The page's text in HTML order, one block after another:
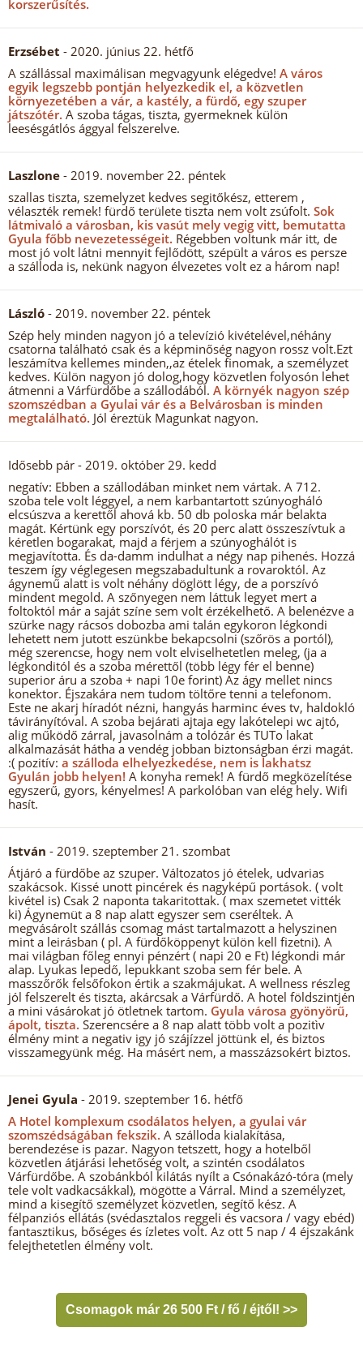
korszerűsítés.
Erzsébet - 2020. június 22. hétfő
A szállással maximálisan megvagyunk elégedve! A város
egyik legszebb pontján helyezkedik el, a közvetlen
környezetében a vár, a kastély, a fürdő, egy szuper
játszótér. A szoba tágas, tiszta, gyermeknek külön
leesésgátlós ággyal felszerelve.
Laszlone - 2019. november 22. péntek
szallas tiszta, szemelyzet kedves segitőkész, etterem ,
vélaszték remek! fürdő területe tiszta nem volt zsúfolt. Sok
látmivaló a városban, kis vasút mely vegig vitt, bemutatta
Gyula főbb nevezetességeit. Régebben voltunk már itt, de
most jó volt látni mennyit fejlődött, szépült a város es persze
a szálloda is, nekünk nagyon élvezetes volt ez a három nap!
László - 2019. november 22. péntek
Szép hely minden nagyon jó a televízió kivételével,néhány
csatorna található csak és a képminőség nagyon rossz volt.Ezt
leszámítva kellemes minden,,az ételek finomak, a személyzet
kedves. Külön nagyon jó dolog,hogy közvetlen folyosón lehet
átmenni a Várfürdőbe a szállodából. A környék nagyon szép
szomszédban a Gyulai vár és a Belvárosban is minden
megtalálható. Jól éreztük Magunkat nagyon.
Idősebb pár - 2019. október 29. kedd
negatív: Ebben a szállodában minket nem vártak. A 712.
szoba tele volt léggyel, a nem karbantartott szúnyogháló
elcsúszva a kerettől ahová kb. 50 db poloska már belakta
magát. Kértünk egy porszívót, és 20 perc alatt összeszívtuk a
kéretlen bogarakat, majd a férjem a szúnyoghálót is
megjavította. És da-damm indulhat a négy nap pihenés. Hozzá
teszem így véglegesen megszabadultunk a rovaroktól. Az
ágynemű alatt is volt néhány döglött légy, de a porszívó
mindent megold. A szőnyegen nem láttuk legyet mert a
foltoktól már a saját színe sem volt érzékelhető. A belenézve a
szürke nagy rácsos dobozba ami talán egykoron légkondi
lehetett nem jutott eszünkbe bekapcsolni (szőrös a portól),
még szerencse, hogy nem volt elviselhetetlen meleg, (ja a
légkonditól és a szoba mérettől (több légy fér el benne)
superior áru a szoba + napi 10e forint) Az ágy mellet nincs
konektor. Éjszakára nem tudom töltőre tenni a telefonom.
Este ne akarj híradót nézni, hangyás harminc éves tv, haldokló
távirányítóval. A szoba bejárati ajtaja egy lakótelepi wc ajtó,
alig működő zárral, javasolnám a tolózár és TUTo lakat
alkalmazását hátha a vendég jobban biztonságban érzi magát.
:( pozitív: a szálloda elhelyezkedése, nem is lakhatsz
Gyulán jobb helyen! A konyha remek! A fürdő megközelítése
egyszerű, gyors, kényelmes! A parkolóban van elég hely. Wifi
hasít.
István - 2019. szeptember 21. szombat
Átjáró a fürdőbe az szuper. Változatos jó ételek, udvarias
szakácsok. Kissé unott pincérek és nagyképű portások. ( volt
kivétel is) Csak 2 naponta takaritottak. ( max szemetet vitték
ki) Ágynemüt a 8 nap alatt egyszer sem cseréltek. A
megvásárolt szállás csomag mást tartalmazott a helyszinen
mint a leirásban ( pl. A fürdőköppenyt külön kell fizetni). A
mai világban főleg ennyi pénzért ( napi 20 e Ft) légkondi már
alap. Lyukas lepedő, lepukkant szoba sem fér bele. A
masszőrők felsőfokon értik a szakmájukat. A wellness részleg
jól felszerelt és tiszta, akárcsak a Várfürdő. A hotel földszintjén
a mini vásárokat jó ötletnek tartom. Gyula városa gyönyörű,
ápolt, tiszta. Szerencsére a 8 nap alatt több volt a pozitìv
élmény mint a negativ igy jó szájízzel jöttünk el, és biztos
visszamegyünk még. Ha másért nem, a masszázsokért biztos.
Jenei Gyula - 2019. szeptember 16. hétfő
A Hotel komplexum csodálatos helyen, a gyulai vár
szomszédságában fekszik. A szálloda kialakítása,
berendezése is pazar. Nagyon tetszett, hogy a hotelből
közvetlen átjárási lehetőség volt, a szintén csodálatos
Várfürdőbe. A szobánkból kilátás nyílt a Csónakázó-tóra (mely
tele volt vadkacsákkal), mögötte a Várral. Mind a személyzet,
mind a kisegítő személyzet közvetlen, segítő kész. A
félpanziós ellátás (svédasztalos reggeli és vacsora / vagy ebéd)
fantasztikus, bőséges és ízletes volt. Az ott 5 nap / 4 éjszakánk
felejthetetlen élmény volt.
Csomagok már 26 500 Ft / fő / éjtől! >>